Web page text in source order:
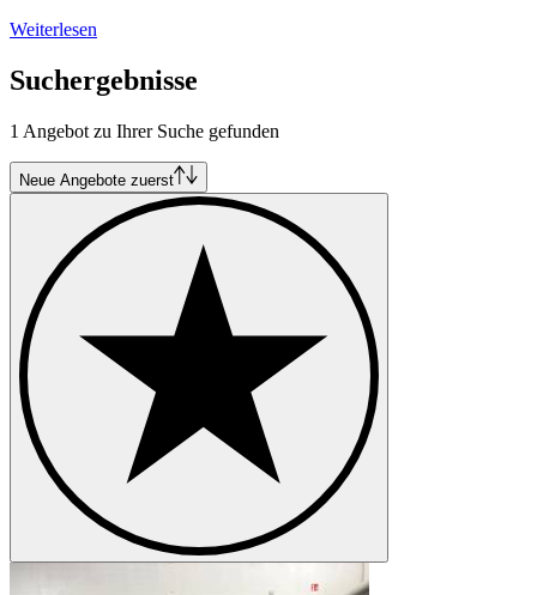
Weiterlesen
Suchergebnisse
1 Angebot zu Ihrer Suche gefunden
Neue Angebote zuerst